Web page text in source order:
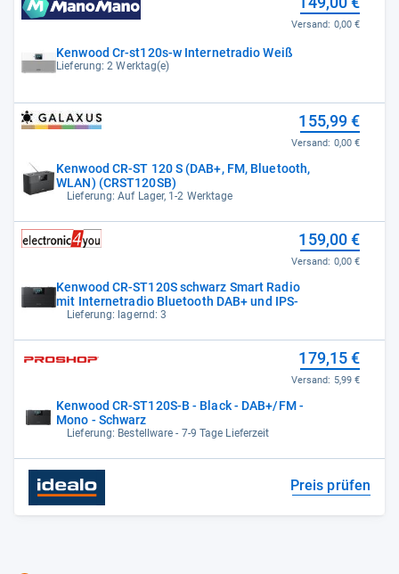
Kenwood Cr-st120s-w Internetradio Weiß
Lieferung: 2 Werktag(e)
Versand: 0,00 €
Kenwood CR-ST 120 S (DAB+, FM, Bluetooth,
WLAN) (CRST120SB)
Lieferung: Auf Lager, 1-2 Werktage
155,99 €
Versand: 0,00 €
Kenwood CR-ST120S schwarz Smart Radio
mit Internetradio Bluetooth DAB+ und IPS-
Lieferung: lagernd: 3
159,00 €
Versand: 0,00 €
Kenwood CR-ST120S-B - Black - DAB+/FM -
Mono - Schwarz
Lieferung: Bestellware - 7-9 Tage Lieferzeit
179,15 €
Versand: 5,99 €
Preis prüfen